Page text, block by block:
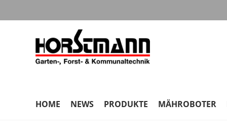
HOME NEWS PRODUKTE MÄHROBOTER